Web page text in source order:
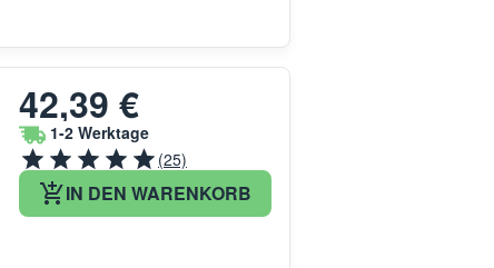
42,39 €
1-2 Werktage
(25)
IN DEN WARENKORB